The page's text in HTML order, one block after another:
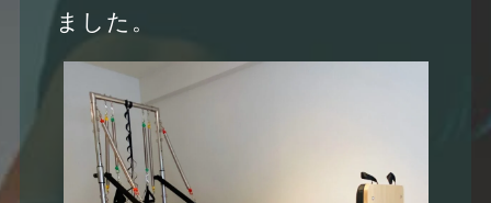
ました。